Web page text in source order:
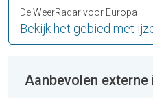
Bekijk het gebied met
De WeerRadar voor Europa
Aanbevolen externe